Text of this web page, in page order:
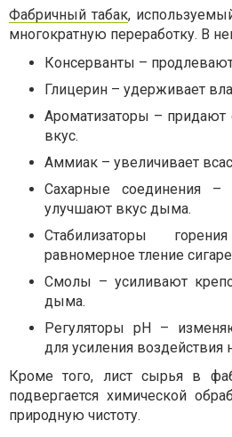
Фабричный табак,
многократную переработку. В
Консерванты –
Глицерин – удерживает
Ароматизаторы – придают
вкус.
Аммиак – увеличивает
Сахарные соединения
улучшают вкус дыма.
Стабилизаторы
равномерное тление
Смолы – усиливают
дыма.
Регуляторы pH –
для усиления воздействия
Кроме того, лист сырья в
подвергается химической
природную чистоту.